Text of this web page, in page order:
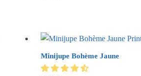
Minijupe Bohème Jaune